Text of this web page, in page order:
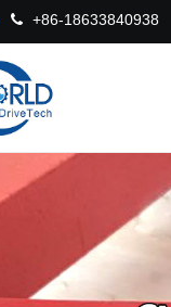
+86-18633840938